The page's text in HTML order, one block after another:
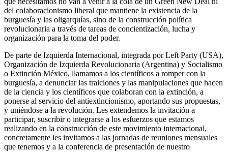
del colaboracionismo liberal que mantiene la existencia de la
burguesía y las oligarquías, sino de la construcción política
revolucionaria a través de tareas de concientización, lucha y
organización para la toma del poder.
De parte de Izquierda Internacional, integrada por Left Party (USA),
Organización de Izquierda Revolucionaria (Argentina) y Socialismo
o Extinción México, llamamos a los científicos a romper con la
burguesía, a denunciar las traiciones y las manipulaciones que hacen
de la ciencia y los científicos que colaboran con la extinción, a
ponerse al servicio del antiextincionismo, aportando sus propuestas,
y uniéndose a la revolución. Les extendemos la invitación a
participar, suscribir o integrarse a los esfuerzos que estamos
realizando en la construcción de este movimiento internacional,
concretamente les invitamos a las jornadas de reuniones mensuales
que tenemos y a la conferencia de presentación de nuestro